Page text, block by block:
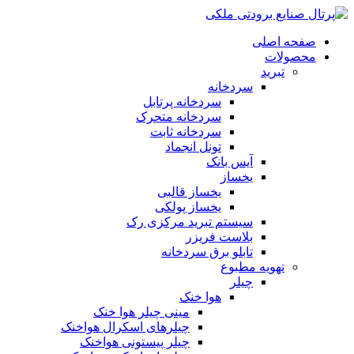
صفحه اصلی
محصولات
تبرید
سردخانه
سردخانه پرتابل
سردخانه متحرک
سردخانه ثابت
تونل انجماد
آیس بانک
یخساز
یخساز قالبی
یخساز پولکی
سیستم تبرید مرکزی رک
بلاست فریزر
تابلو برق سردخانه
تهویه مطبوع
چیلر
هوا خنک
مینی چیلر هوا خنک
چیلرهای اسکرال هواخنک
چیلر پیستونی هواخنک